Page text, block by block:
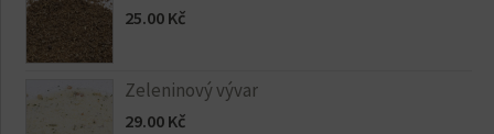
25.00 Kč
Zeleninový vývar
29.00 Kč